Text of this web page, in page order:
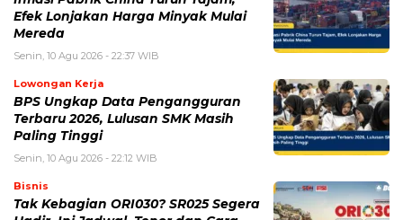
Senin, 10 Agustus 2026 - 10:49 WIB
Indeks Desa 2026 Belum Final, Ini Jadwal Verifikasi
hingga Hasil Terbaru Keluar
RI-UEA Maksimalkan CEPA, Delegasi Bisnis Emirat
Segera Dibawa ke Indonesia